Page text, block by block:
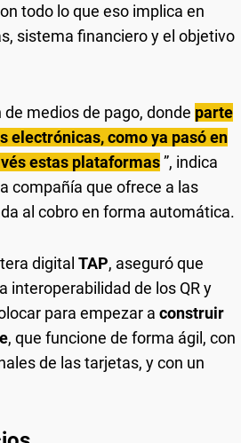
todo lo que eso implica en
sistema financiero y el objetivo
medios de pago, donde parte
electrónicas, como ya pasó en
estas plataformas”, indica
compañía que ofrece a las
al cobro en forma automática.
digital TAP, aseguró que
interoperabilidad de los QR y
para empezar a construir
, que funcione de forma ágil, con
de las tarjetas, y con un